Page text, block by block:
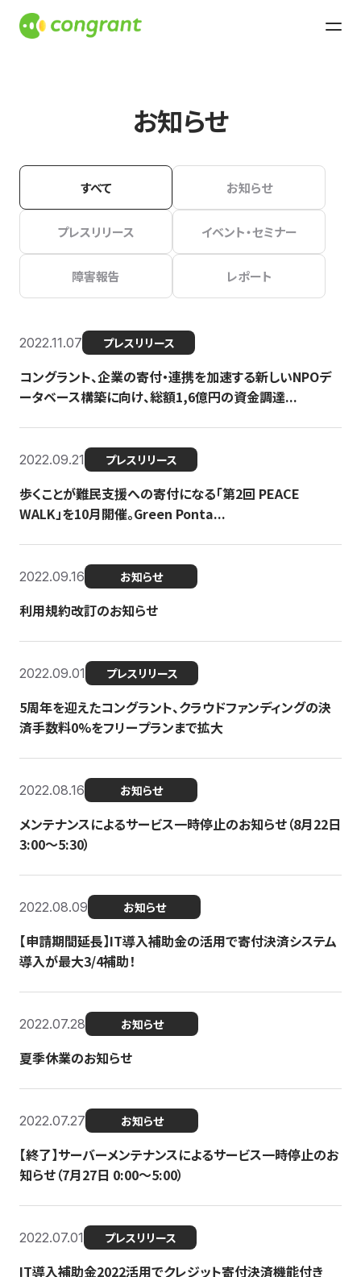
お知らせ
すべて お知らせ
プレスリリース イベント・セミナー
障害報告 レポート
2022.11.07 プレスリリース
コングラント、企業の寄付・連携を加速する新しいNPOデ
ータベース構築に向け、総額1,6億円の資金調達...
2022.09.21 プレスリリース
歩くことが難民支援への寄付になる「第2回 PEACE
WALK」を10月開催。Green Ponta...
2022.09.16 お知らせ
利用規約改訂のお知らせ
2022.09.01 プレスリリース
5周年を迎えたコングラント、クラウドファンディングの決
済手数料0%をフリープランまで拡大
2022.08.16 お知らせ
メンテナンスによるサービス一時停止のお知らせ（8月22日
3:00〜5:30）
2022.08.09 お知らせ
【申請期間延長】IT導入補助金の活用で寄付決済システム
導入が最大3/4補助！
2022.07.28 お知らせ
夏季休業のお知らせ
2022.07.27 お知らせ
【終了】サーバーメンテナンスによるサービス一時停止のお
知らせ（7月27日 0:00〜5:00）
2022.07.01 プレスリリース
IT導入補助金2022活用でクレジット寄付決済機能付き